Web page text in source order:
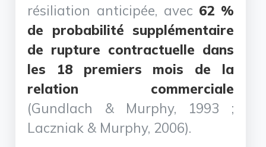
résiliation anticipée, avec 62 %
de probabilité supplémentaire
de rupture contractuelle dans
les 18 premiers mois de la
relation commerciale
(Gundlach & Murphy, 1993 ;
Laczniak & Murphy, 2006).